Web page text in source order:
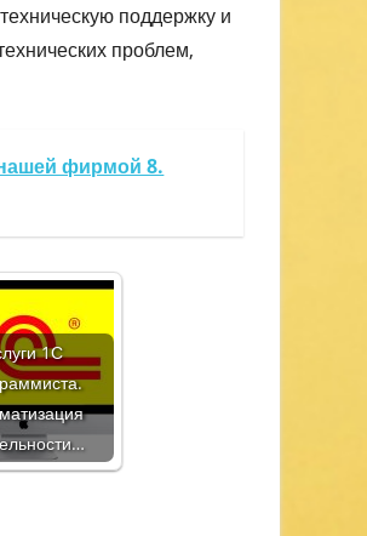
поддержку и
проблем,
фирмой 8.
1С